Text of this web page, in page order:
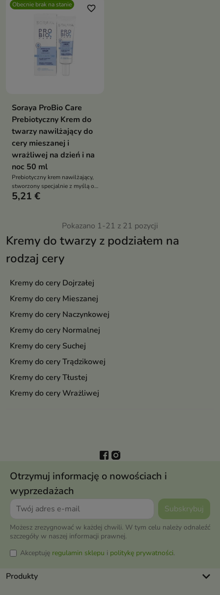
Kremy do twarzy z podziałem na
rodzaj cery
Kremy do cery Dojrzałej
Kremy do cery Mieszanej
Kremy do cery Naczynkowej
Kremy do cery Normalnej
Kremy do cery Suchej
Kremy do cery Trądzikowej
Kremy do cery Tłustej
Kremy do cery Wrażliwej
betainą, alantoiną i pantenolem
koi, wygładza oraz pomaga
ograniczyć niedoskonałości
Obecnie brak na stanie favorite_border
Soraya ProBio Care
Prebiotyczny Krem do
twarzy nawilżający do
cery mieszanej i
wrażliwej na dzień i na
noc 50 ml
Prebiotyczny krem nawilżający,
stworzony specjalnie z myślą o
pielęgnacji cery mieszanej i
5,21 €
Pokazano 1-21 z 21 pozycji
Otrzymuj informację o nowościach i
wyprzedażach
Możesz zrezygnować w każdej chwili. W tym celu należy odnaleźć
szczegóły w naszej informacji prawnej.
Akceptuję regulamin sklepu i politykę prywatności.
Produkty
keyboard_arrow_down